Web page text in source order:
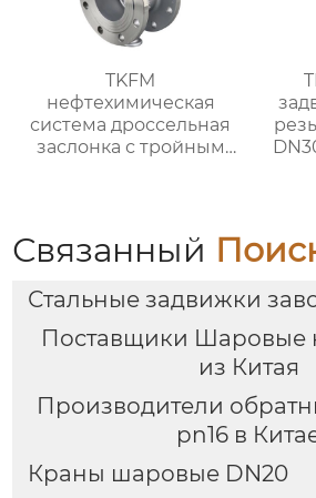
TKFM
нефтехимическая
система дроссельная
заслонка с тройным
Связанный
Стальные задвижки
Поставщики Шаровые
из Китая
Производители
pn16 в
Краны шаровые DN20